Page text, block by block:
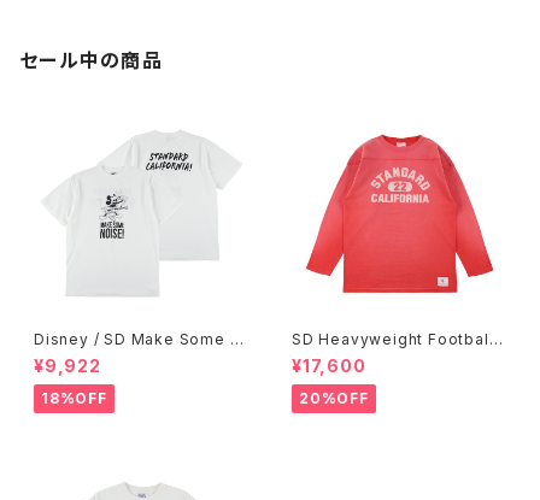
セール中の商品
Disney / SD Make Some N
oise T
¥9,922
18%OFF
SD Heavyweight Football
Logo LS T VW
¥17,600
20%OFF